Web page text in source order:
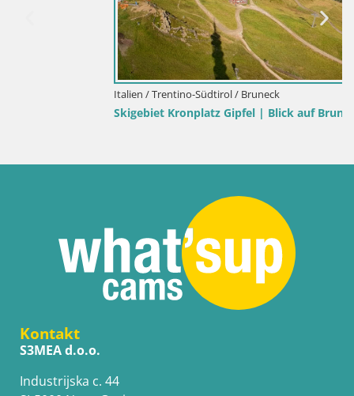
Italien / Trentino-Südtirol / Bruneck
Skigebiet Kronplatz Gipfel | Blick auf Bruneck
Kontakt
S3MEA d.o.o.
Industrijska c. 44